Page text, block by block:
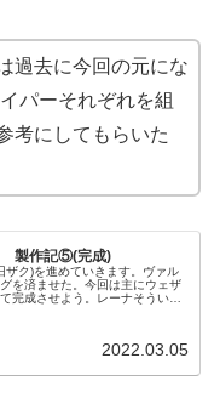
過去に今回の元にな
パーそれぞれを組
考にしてもらいた
) 製作記⑤(完成)
ザク)を進めていきます。ヴァル
を済ませた。今回は主にウェザ
完成させよう。レーナそういえ
2022.03.05